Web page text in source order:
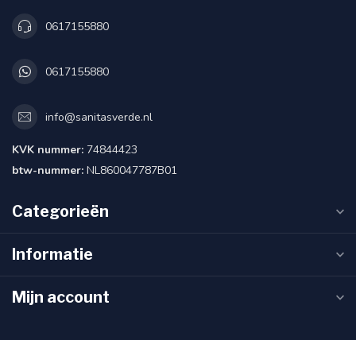
0617155880
0617155880
info@sanitasverde.nl
KVK nummer: 74844423
btw-nummer: NL860047787B01
Categorieën
Informatie
Mijn account